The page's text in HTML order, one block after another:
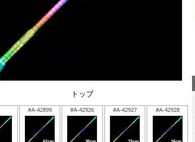
トップ
#A-42899 #A-42926 #A-42927 #A-42928